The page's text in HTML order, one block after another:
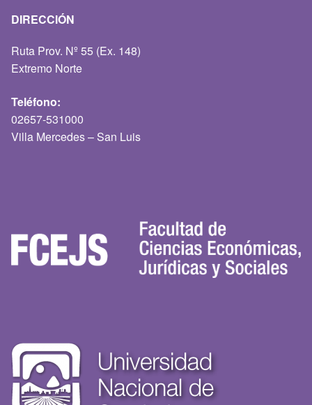
DIRECCIÓN
Ruta Prov. Nº 55 (Ex. 148)
Extremo Norte
Teléfono:
02657-531000
Villa Mercedes – San Luis